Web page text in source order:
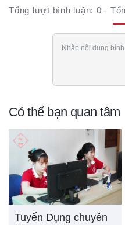
Tổng lượt bình luận: 0 -
Có thể bạn quan tâm
Tuyển Dụng chuyên